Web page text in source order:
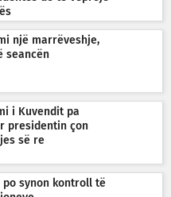
një marrëveshje,
seancën
i Kuvendit pa
presidentin çon
së re
po synon kontroll të